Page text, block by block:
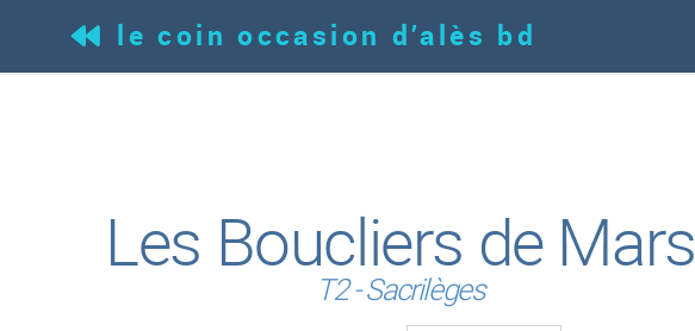
le coin occasion d’alès bd
Les Boucliers de Mars
T2 - Sacrilèges